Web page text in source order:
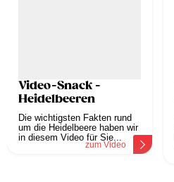
Video-Snack -
Heidelbeeren
Die wichtigsten Fakten rund
um die Heidelbeere haben wir
in diesem Video für Sie...
zum Video